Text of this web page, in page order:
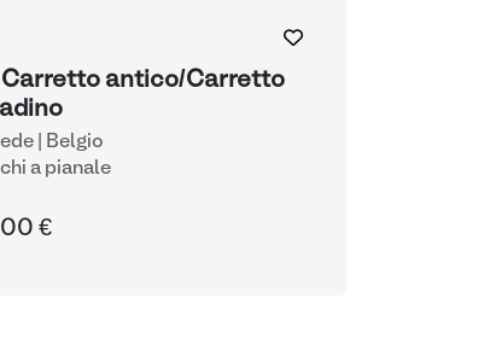
antico/Carretto
| Belgio
a pianale
€